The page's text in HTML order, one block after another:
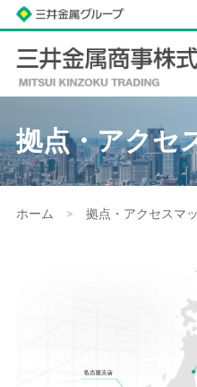
拠点・アクセ
ホーム > 拠点・アクセスマ